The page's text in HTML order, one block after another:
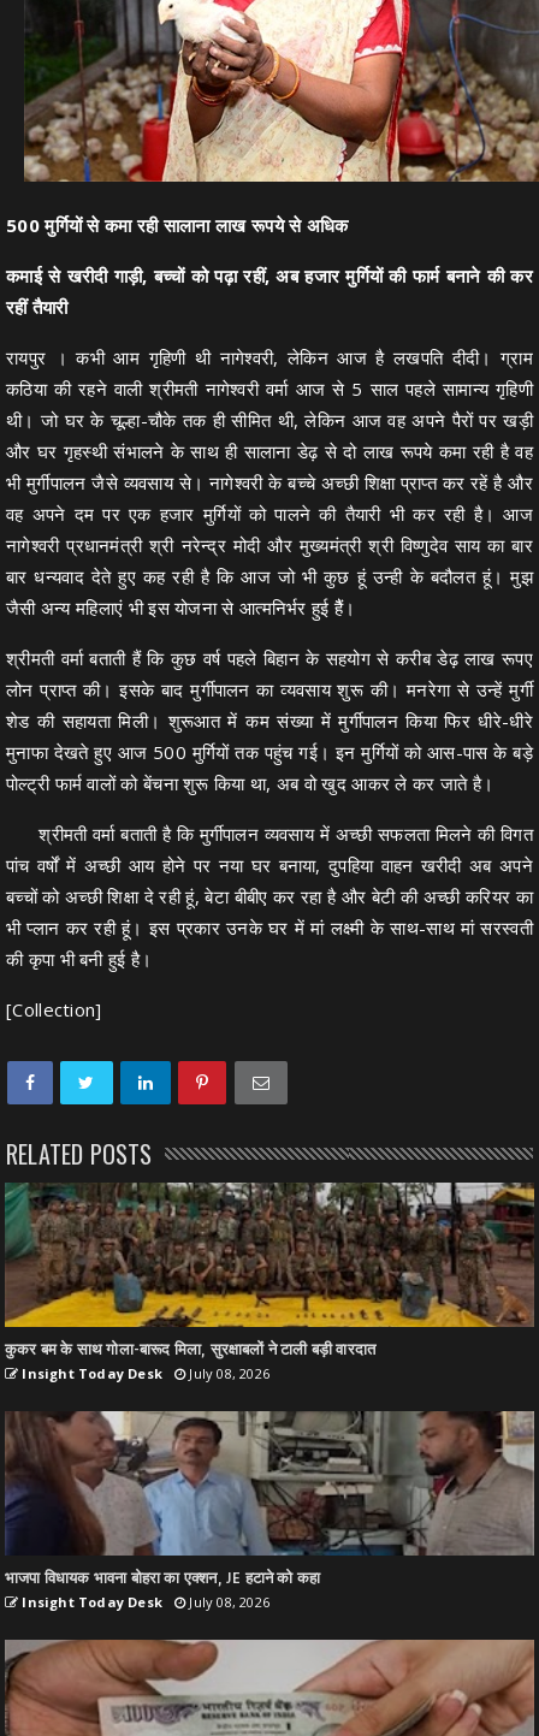
500 मुर्गियों से कमा रही सालाना लाख रूपये से अधिक
कमाई से खरीदी गाड़ी, बच्चों को पढ़ा रहीं, अब हजार मुर्गियों की फार्म बनाने की कर
रहीं तैयारी
रायपुर । कभी आम गृहिणी थी नागेश्वरी, लेकिन आज है लखपति दीदी। ग्राम
कठिया की रहने वाली श्रीमती नागेश्वरी वर्मा आज से 5 साल पहले सामान्य गृहिणी
थी। जो घर के चूल्हा-चौके तक ही सीमित थी, लेकिन आज वह अपने पैरों पर खड़ी
और घर गृहस्थी संभालने के साथ ही सालाना डेढ़ से दो लाख रूपये कमा रही है वह
भी मुर्गीपालन जैसे व्यवसाय से। नागेश्वरी के बच्चे अच्छी शिक्षा प्राप्त कर रहें है और
वह अपने दम पर एक हजार मुर्गियों को पालने की तैयारी भी कर रही है। आज
नागेश्वरी प्रधानमंत्री श्री नरेन्द्र मोदी और मुख्यमंत्री श्री विष्णुदेव साय का बार
बार धन्यवाद देते हुए कह रही है कि आज जो भी कुछ हूं उन्ही के बदौलत हूं। मुझ
जैसी अन्य महिलाएं भी इस योजना से आत्मनिर्भर हुई हैैं।
श्रीमती वर्मा बताती हैं कि कुछ वर्ष पहले बिहान के सहयोग से करीब डेढ़ लाख रूपए
लोन प्राप्त की। इसके बाद मुर्गीपालन का व्यवसाय शुरू की। मनरेगा से उन्हें मुर्गी
शेड की सहायता मिली। शुरूआत में कम संख्या में मुर्गीपालन किया फिर धीरे-धीरे
मुनाफा देखते हुए आज 500 मुर्गियों तक पहुंच गई। इन मुर्गियों को आस-पास के बड़े
पोल्ट्री फार्म वालों को बेंचना शुरू किया था, अब वो खुद आकर ले कर जाते है।
श्रीमती वर्मा बताती है कि मुर्गीपालन व्यवसाय में अच्छी सफलता मिलने की विगत
पांच वर्षों में अच्छी आय होने पर नया घर बनाया, दुपहिया वाहन खरीदी अब अपने
बच्चों को अच्छी शिक्षा दे रही हूं, बेटा बीबीए कर रहा है और बेटी की अच्छी करियर का
भी प्लान कर रही हूं। इस प्रकार उनके घर में मां लक्ष्मी के साथ-साथ मां सरस्वती
की कृपा भी बनी हुई है।
[Collection]
RELATED POSTS
कुकर बम के साथ गोला-बारूद मिला, सुरक्षाबलों ने टाली बड़ी वारदात
Insight Today Desk July 08, 2026
भाजपा विधायक भावना बोहरा का एक्शन, JE हटाने को कहा
Insight Today Desk July 08, 2026